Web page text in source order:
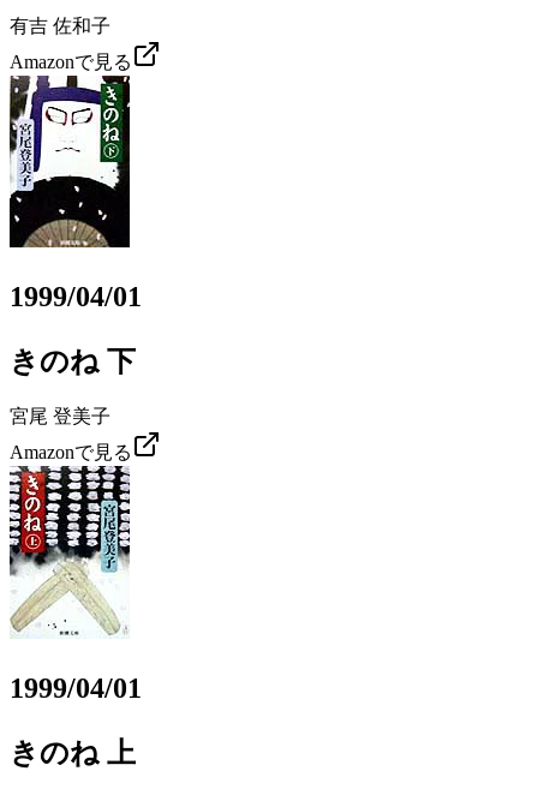
有吉 佐和子
Amazonで見る
1999/04/01
きのね 下
宮尾 登美子
Amazonで見る
1999/04/01
きのね 上